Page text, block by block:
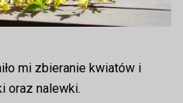
mi zbieranie kwiatów i
oraz nalewki.